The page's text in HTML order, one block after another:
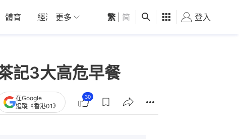
體育 經濟 01深圳 觀點 健康 好食玩飛
更多 繁 简 登入
記3大高危早餐
在Google
追蹤《香港01》
30